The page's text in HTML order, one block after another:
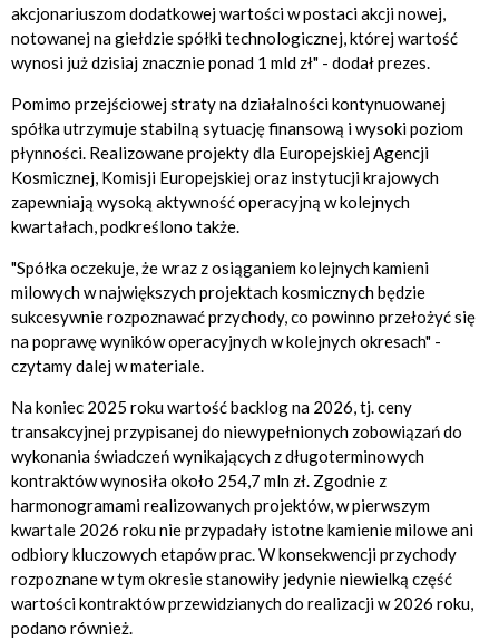
akcjonariuszom dodatkowej wartości w postaci akcji nowej,
notowanej na giełdzie spółki technologicznej, której wartość
wynosi już dzisiaj znacznie ponad 1 mld zł" - dodał prezes.
Pomimo przejściowej straty na działalności kontynuowanej
spółka utrzymuje stabilną sytuację finansową i wysoki poziom
płynności. Realizowane projekty dla Europejskiej Agencji
Kosmicznej, Komisji Europejskiej oraz instytucji krajowych
zapewniają wysoką aktywność operacyjną w kolejnych
kwartałach, podkreślono także.
"Spółka oczekuje, że wraz z osiąganiem kolejnych kamieni
milowych w największych projektach kosmicznych będzie
sukcesywnie rozpoznawać przychody, co powinno przełożyć się
na poprawę wyników operacyjnych w kolejnych okresach" -
czytamy dalej w materiale.
Na koniec 2025 roku wartość backlog na 2026, tj. ceny
transakcyjnej przypisanej do niewypełnionych zobowiązań do
wykonania świadczeń wynikających z długoterminowych
kontraktów wynosiła około 254,7 mln zł. Zgodnie z
harmonogramami realizowanych projektów, w pierwszym
kwartale 2026 roku nie przypadały istotne kamienie milowe ani
odbiory kluczowych etapów prac. W konsekwencji przychody
rozpoznane w tym okresie stanowiły jedynie niewielką część
wartości kontraktów przewidzianych do realizacji w 2026 roku,
podano również.